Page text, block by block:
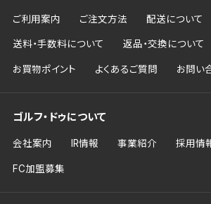
ご利用案内 ご注文方法 配送について
送料・手数料について 返品・交換について
お買物ポイント よくあるご質問 お問い
ゴルフ・ドゥについて
会社案内 IR情報 事業紹介 採用情
FC加盟募集